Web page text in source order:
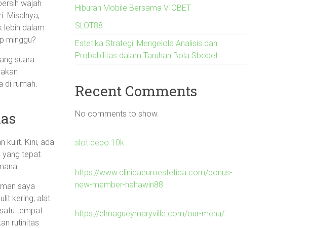
wajah
Misalnya,
lebih dalam
minggu?
suara.
di rumah.
kulit. Kini, ada
yang tepat.
saya
kering, alat
tempat
rutinitas
Hiburan Mobile Bersama VIOBET
SLOT88
Estetika Strategi: Mengelola Analisis dan
Probabilitas dalam Taruhan Bola Sbobet
Recent Comments
No comments to show.
slot depo 10k
https://www.clinicaeuroestetica.com/bonus-
new-member-hahawin88
https://elmagueymaryville.com/our-menu/